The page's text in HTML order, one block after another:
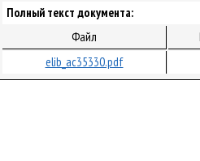
Полный текст документа:
Файл
elib_ac35330.pdf